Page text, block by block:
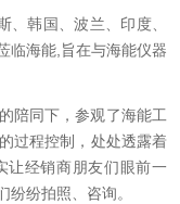
韩国、波兰、印度、
临海能,旨在与海能仪器
同下，参观了海能工
过程控制，处处透露着
让经销商朋友们眼前一
纷拍照、咨询。